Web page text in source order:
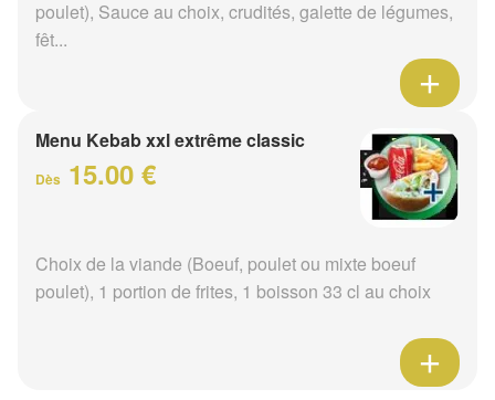
poulet), Sauce au choix, crudités, galette de légumes,
fêt...
Menu Kebab xxl extrême classic
Dès 15.00 €
Choix de la viande (Boeuf, poulet ou mixte boeuf
poulet), 1 portion de frites, 1 boisson 33 cl au choix